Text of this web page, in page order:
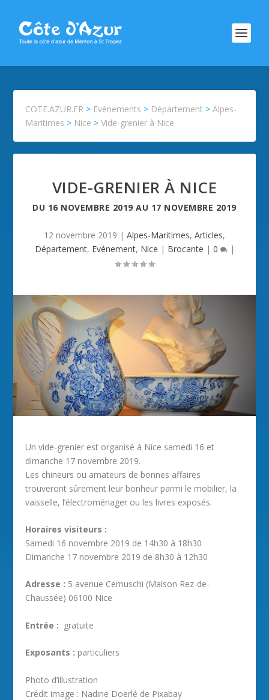
COTE.AZUR.FR > Evénements > Département >Alpes-
Maritimes > Nice >Vide-grenier à Nice
VIDE-GRENIER À NICE
DU 16 NOVEMBRE 2019 AU 17 NOVEMBRE 2019
12 novembre 2019 | Alpes-Maritimes, Articles,
Département, Evénement, Nice | Brocante | 0 |
Un vide-grenier est organisé à Nice samedi 16 et
dimanche 17 novembre 2019.
Les chineurs ou amateurs de bonnes affaires
trouveront sûrement leur bonheur parmi le mobilier, la
vaisselle, l’électroménager ou les livres exposés.
Horaires visiteurs :
Samedi 16 novembre 2019 de 14h30 à 18h30
Dimanche 17 novembre 2019 de 8h30 à 12h30
Adresse : 5 avenue Cernuschi (Maison Rez-de-
Chaussée) 06100 Nice
Entrée : gratuite
Exposants : particuliers
Photo d’illustration
Crédit image : Nadine Doerlé de Pixabay